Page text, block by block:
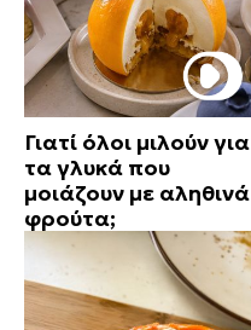
Γιατί όλοι μιλούν για
τα γλυκά που
μοιάζουν με αληθινά
φρούτα;